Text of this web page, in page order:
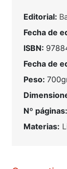
Editorial:
Fecha de
ISBN:
Fecha de
Peso:
Nº páginas:
Materias: